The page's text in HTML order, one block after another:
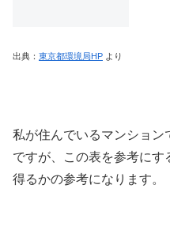
出典： 東京都環境局HP より
私が住んでいるマンション
ですが、この表を参考にす
得るかの参考になります。